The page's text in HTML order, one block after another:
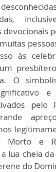
devocionais
às
O
pelo
Morto e
lua cheia
do